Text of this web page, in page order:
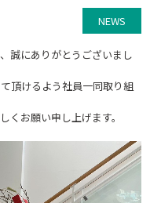
NEWS
誠にありがとうございまし
頂けるよう社員一同取り組
くお願い申し上げます。